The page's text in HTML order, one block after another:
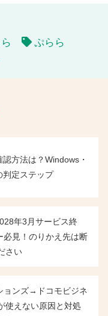
ぷらら
方法は？Windows・
判定ステップ
年3月サービス終
必見！のりかえ先は断
さい
ョンズ→ドコモビジネ
使えない原因と対処